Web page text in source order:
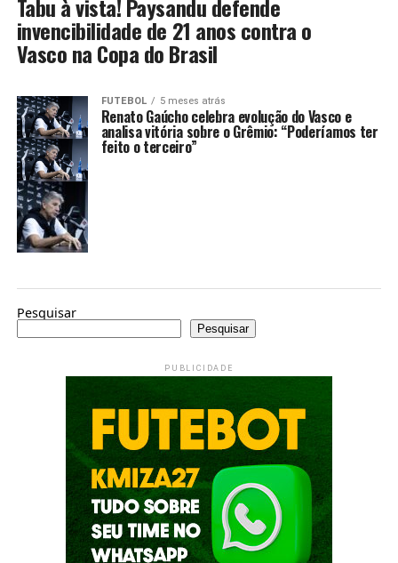
Tabu à vista! Paysandu defende
invencibilidade de 21 anos contra o
Vasco na Copa do Brasil
FUTEBOL 5 meses atrás
Renato Gaúcho celebra evolução do Vasco e
analisa vitória sobre o Grêmio: “Poderíamos ter
feito o terceiro”
Pesquisar
Pesquisar
PUBLICIDADE